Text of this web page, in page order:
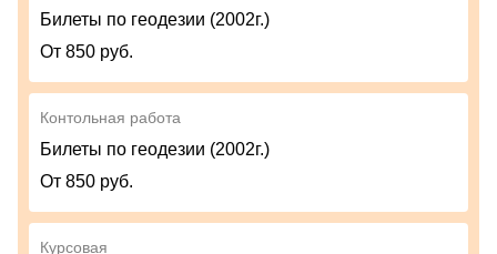
Билеты по геодезии (2002г.)
От 850 руб.
Контольная работа
Билеты по геодезии (2002г.)
От 850 руб.
Курсовая